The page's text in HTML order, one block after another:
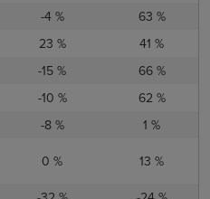
-4 %
63 %
23 %
41 %
-15 %
66 %
-10 %
62 %
-8 %
1 %
0 %
13 %